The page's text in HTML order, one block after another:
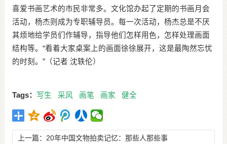
喜爱书画艺术的市民非常多。文化馆办起了定期的书画月会
活动，杨杰则成为专职辅导员。每一次活动，杨杰总是不厌
其烦地给学员们作辅导，指导他们怎样用色，怎样处理画面
结构等。“看着大家桌案上的画面徐徐展开，这是最陶然忘忧
的时刻。”（记者 沈轶伦）
Tags： 写生 采风 画笔 画家 健全
上一篇： 20年中国文物拍卖记忆：那些人那些事